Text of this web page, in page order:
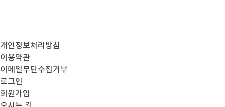
개인정보처리방침
이용약관
이메일무단수집거부
로그인
회원가입